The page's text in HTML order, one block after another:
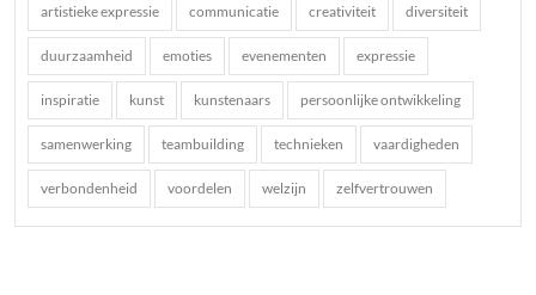
artistieke expressie communicatie creativiteit diversiteit
duurzaamheid emoties evenementen expressie
inspiratie kunst kunstenaars persoonlijke ontwikkeling
samenwerking teambuilding technieken vaardigheden
verbondenheid voordelen welzijn zelfvertrouwen